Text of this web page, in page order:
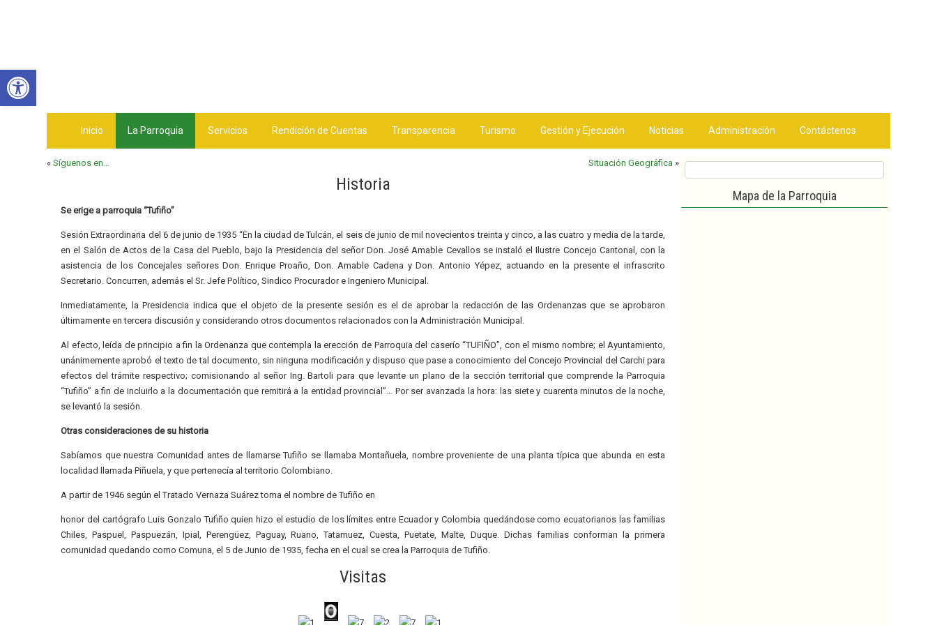
Inicio La Parroquia Servicios Rendición de Cuentas Transparencia Turismo Gestión y Ejecución Noticias Administración Contáctenos
«Síguenos en… Situación Geográfica »
Historia
Se erige a parroquia “Tufiño”
Sesión Extraordinaria del 6 de junio de 1935 “En la ciudad de Tulcán, el seis de junio de mil novecientos treinta y cinco, a las cuatro y media de la tarde,
en el Salón de Actos de la Casa del Pueblo, bajo la Presidencia del señor Don. José Amable Cevallos se instaló el Ilustre Concejo Cantonal, con la
asistencia de los Concejales señores Don. Enrique Proaño, Don. Amable Cadena y Don. Antonio Yépez, actuando en la presente el infrascrito
Secretario. Concurren, además el Sr. Jefe Político, Sindico Procurador e Ingeniero Municipal.
Inmediatamente, la Presidencia indica que el objeto de la presente sesión es el de aprobar la redacción de las Ordenanzas que se aprobaron
últimamente en tercera discusión y considerando otros documentos relacionados con la Administración Municipal.
Al efecto, leída de principio a fin la Ordenanza que contempla la erección de Parroquia del caserío “TUFIÑO”, con el mismo nombre; el Ayuntamiento,
unánimemente aprobó el texto de tal documento, sin ninguna modificación y dispuso que pase a conocimiento del Concejo Provincial del Carchi para
efectos del trámite respectivo; comisionando al señor Ing. Bartoli para que levante un plano de la sección territorial que comprende la Parroquia
“Tufiño” a fin de incluirlo a la documentación que remitirá a la entidad provincial”… Por ser avanzada la hora: las siete y cuarenta minutos de la noche,
se levantó la sesión.
Otras consideraciones de su historia
Sabíamos que nuestra Comunidad antes de llamarse Tufiño se llamaba Montañuela, nombre proveniente de una planta típica que abunda en esta
localidad llamada Piñuela, y que pertenecía al territorio Colombiano.
A partir de 1946 según el Tratado Vernaza Suárez toma el nombre de Tufiño en
honor del cartógrafo Luis Gonzalo Tufiño quien hizo el estudio de los límites entre Ecuador y Colombia quedándose como ecuatorianos las familias
Chiles, Paspuel, Paspuezán, Ipial, Perengüez, Paguay, Ruano, Tatamuez, Cuesta, Puetate, Malte, Duque. Dichas familias conforman la primera
comunidad quedando como Comuna, el 5 de Junio de 1935, fecha en el cual se crea la Parroquia de Tufiño.
Visitas
Mapa de la Parroquia
Abrir barra de herramientas